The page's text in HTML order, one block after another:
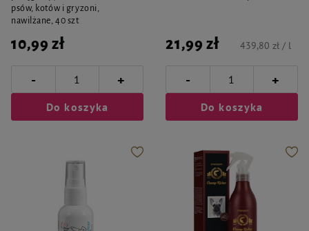
psów, kotów i gryzoni,
nawilżane, 40 szt
10,99 zł
- +
Do koszyka
21,99 zł 439,80 zł / l
- +
Do koszyka